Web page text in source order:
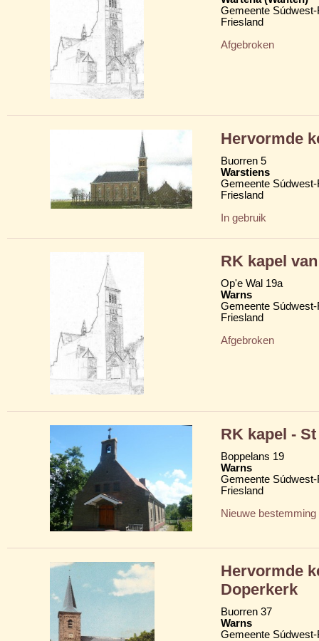
Gemeente
Friesland
Afgebroken
Hervormde
Buorren 5
Warstiens
Gemeente
Friesland
In gebruik
RK kapel
Op'e Wal 19a
Warns
Gemeente
Friesland
Afgebroken
RK kapel -
Boppelans 19
Warns
Gemeente
Friesland
Nieuwe bestemming
Hervormde
Doperkerk
Buorren 37
Warns
Gemeente